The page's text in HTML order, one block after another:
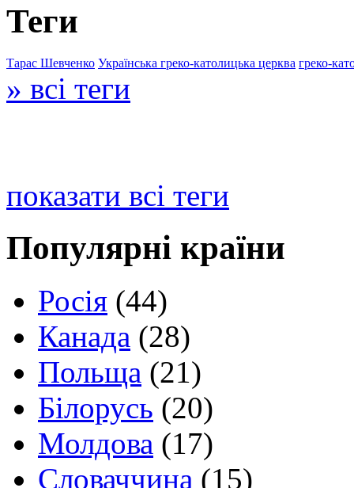
Теги
Тарас Шевченко Українська греко-католицька церква греко-
» всі теги
показати всі теги
Популярні країни
Росія (44)
Канада (28)
Польща (21)
Білорусь (20)
Молдова (17)
Словаччина (15)